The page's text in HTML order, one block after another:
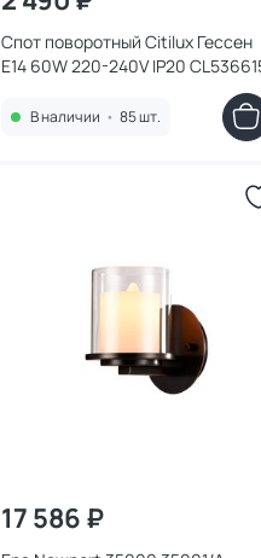
Спот поворотный Citilux Гессен
E14 60W 220-240V IP20
В наличии • 85 шт.
17 586 ₽